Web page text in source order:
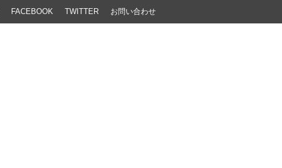
FACEBOOK TWITTER お問い合わせ